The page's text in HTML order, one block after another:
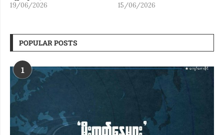
19/06/2026 15/06/2026
POPULAR POSTS
1